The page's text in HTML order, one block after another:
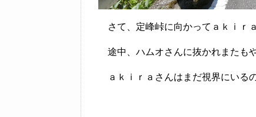
さて、定峰峠に向かってａｋｉｒ
途中、ハムオさんに抜かれまたも
ａｋｉｒａさんはまだ視界にいる